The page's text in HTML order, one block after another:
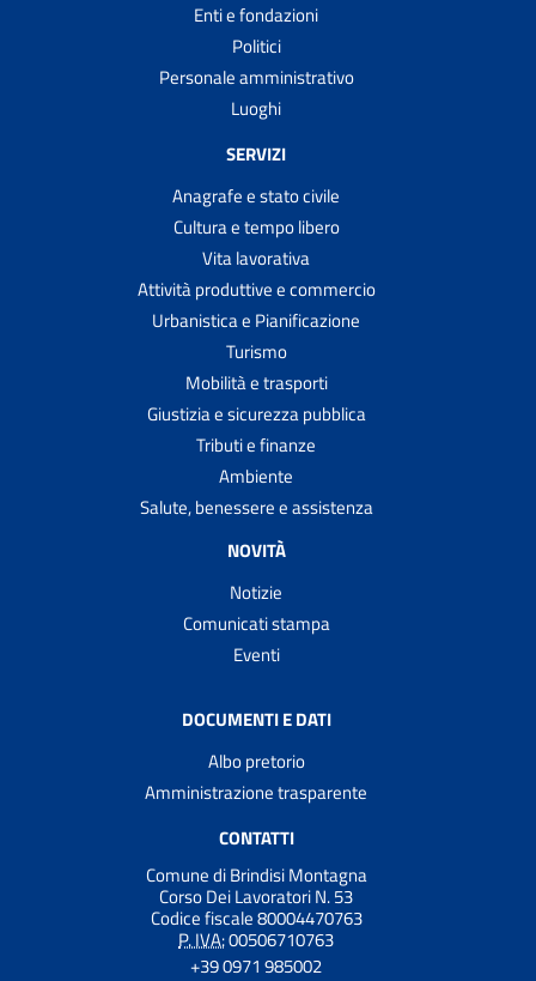
Enti e fondazioni
Politici
Personale amministrativo
Luoghi
SERVIZI
Anagrafe e stato civile
Cultura e tempo libero
Vita lavorativa
Attività produttive e commercio
Urbanistica e Pianificazione
Turismo
Mobilità e trasporti
Giustizia e sicurezza pubblica
Tributi e finanze
Ambiente
Salute, benessere e assistenza
NOVITÀ
Notizie
Comunicati stampa
Eventi
DOCUMENTI E DATI
Albo pretorio
Amministrazione trasparente
CONTATTI
Comune di Brindisi Montagna
Corso Dei Lavoratori N. 53
Codice fiscale 80004470763
P. IVA:00506710763
+39 0971 985002